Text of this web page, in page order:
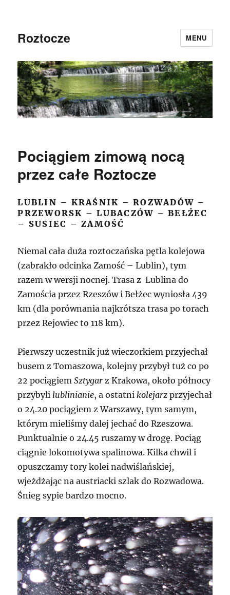
Roztocze MENU
Pociągiem zimową nocą
przez całe Roztocze
LUBLIN – KRAŚNIK – ROZWADÓW –
PRZEWORSK – LUBACZÓW – BEŁŻEC
– SUSIEC – ZAMOŚĆ
Niemal cała duża roztoczańska pętla kolejowa
(zabrakło odcinka Zamość – Lublin), tym
razem w wersji nocnej. Trasa z Lublina do
Zamościa przez Rzeszów i Bełżec wyniosła 439
km (dla porównania najkrótsza trasa po torach
przez Rejowiec to 118 km).
Pierwszy uczestnik już wieczorkiem przyjechał
busem z Tomaszowa, kolejny przybył tuż co po
22 pociągiemSztygar z Krakowa, około północy
przybyli lublinianie, a ostatnikolejarz przyjechał
o 24.20 pociągiem z Warszawy, tym samym,
którym mieliśmy dalej jechać do Rzeszowa.
Punktualnie o 24.45 ruszamy w drogę. Pociąg
ciągnie lokomotywa spalinowa. Kilka chwil i
opuszczamy tory kolei nadwiślańskiej,
wjeżdżając na austriacki szlak do Rozwadowa.
Śnieg sypie bardzo mocno.